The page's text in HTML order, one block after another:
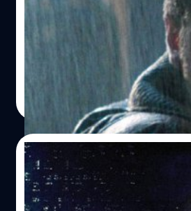
1982 --- Harrison Ford on
directed by Ridley Scott.
Boulevard/Corbis
Blade Runner เป็นหนังไซไฟที่ขึ้นแ
ฮอลลีวู้ด เป็นปรากฎการณ์แปลกป
ภาพยนตร์เหตุจากหนังล้มเหลวทา
ฉาย หนังทำรายได้ไปเพียง 23 ล้า
ล้านเหรียญ เพราะหนังไม่ได้เป็นแ
เอาใจตลาด อย่างที่คนดูคาดคิดไ
Blade Runner มาจากนิยายปี 1968
Electric Sheep?" ของฟิลิป เค. ดิ
มีผลงานดัดแปลงเป็นภาพยนตร์มา
Recall(1990) , Minority Report
Bureau (2011)
สุชยา เกษจำรัส | 3233 days ago
26/09/2017
รวมภาพยนตร์ไซไฟ (ยุคใ
จากนิยายของ ฟิลิป เค. ดิ